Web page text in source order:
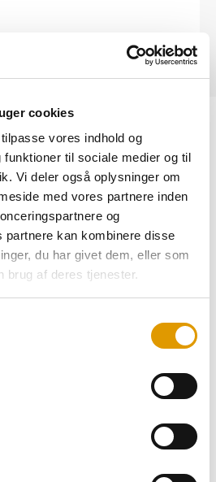
cookies
vores indhold og
til sociale medier og til
Vi deler også oplysninger om
med vores partnere inden
og
partnere kan kombinere disse
du har givet dem, eller som
brug af deres tjenester.
- KONTAKT OS!
der løfter øloplevelsen til
ale vil uden tvivl imponere dig
Mørk Øloplevelse:
en delikat skabning af de erfarne
i Belgien. Denne brune ale
og et tæt, cremet skum, der
fra første tår.
blanding af maltede noter,
behagelig sødme. Leffe Brune
af chokolade. Den dybe
være interesseret i…